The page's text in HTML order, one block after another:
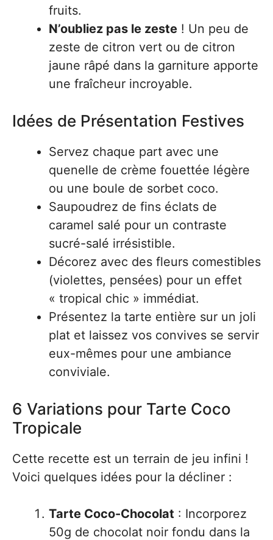
fruits.
N’oubliez pas le zeste ! Un peu de
zeste de citron vert ou de citron
jaune râpé dans la garniture apporte
une fraîcheur incroyable.
Idées de Présentation Festives
Servez chaque part avec une
quenelle de crème fouettée légère
ou une boule de sorbet coco.
Saupoudrez de fins éclats de
caramel salé pour un contraste
sucré-salé irrésistible.
Décorez avec des fleurs comestibles
(violettes, pensées) pour un effet
« tropical chic » immédiat.
Présentez la tarte entière sur un joli
plat et laissez vos convives se servir
eux-mêmes pour une ambiance
conviviale.
6 Variations pour Tarte Coco
Tropicale
Cette recette est un terrain de jeu infini !
Voici quelques idées pour la décliner :
Tarte Coco-Chocolat : Incorporez
50g de chocolat noir fondu dans la